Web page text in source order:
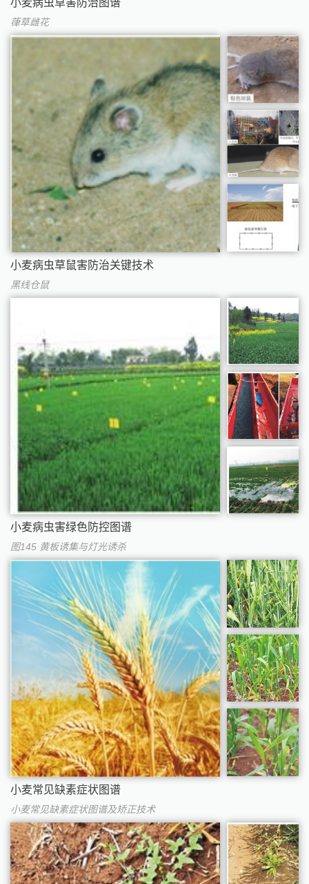
小麦病虫草害防治图谱
葎草雌花
小麦病虫草鼠害防治关键技术
黑线仓鼠
小麦病虫害绿色防控图谱
图145 黄板诱集与灯光诱杀
小麦常见缺素症状图谱
小麦常见缺素症状图谱及矫正技术